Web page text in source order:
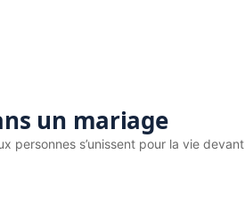
un mariage
personnes s’unissent pour la vie devant